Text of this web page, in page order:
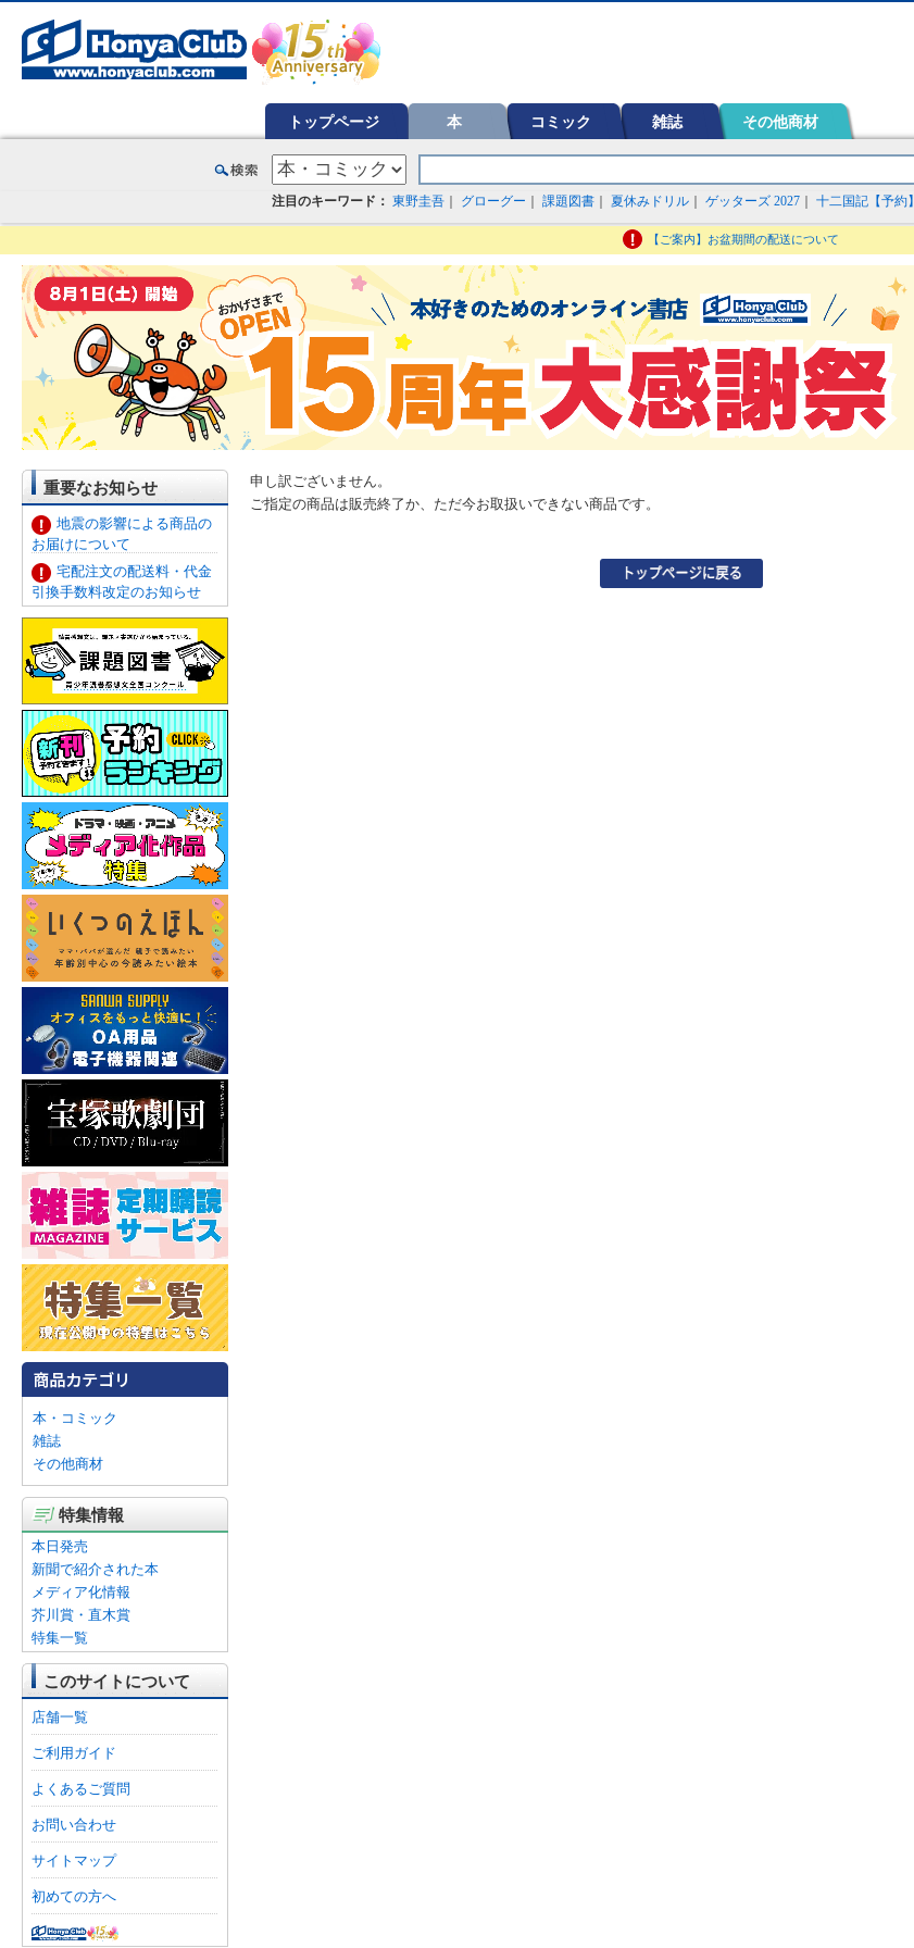
トップページ 本 コミック 雑誌 その他商材
注目のキーワード： 東野圭吾 グローグー 課題図書 夏休みドリル ゲッターズ 2027 十二国記【予約】
【ご案内】お盆期間の配送について
重要なお知らせ
地震の影響による商品の
お届けについて
宅配注文の配送料・代金
引換手数料改定のお知らせ
本・コミック
雑誌
その他商材
特集情報
本日発売
新聞で紹介された本
メディア化情報
芥川賞・直木賞
特集一覧
このサイトについて
店舗一覧
ご利用ガイド
よくあるご質問
お問い合わせ
サイトマップ
初めての方へ
申し訳ございません。
ご指定の商品は販売終了か、ただ今お取扱いできない商品です。